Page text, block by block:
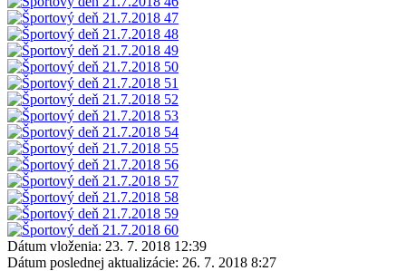
Dátum vloženia: 23. 7. 2018 12:39
Dátum poslednej aktualizácie: 26. 7. 2018 8:27